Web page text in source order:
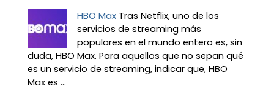
HBO Max Tras Netflix, uno de los
servicios de streaming más
populares en el mundo entero es, sin
duda, HBO Max. Para aquellos que no sepan qué
es un servicio de streaming, indicar que, HBO
Max es ...